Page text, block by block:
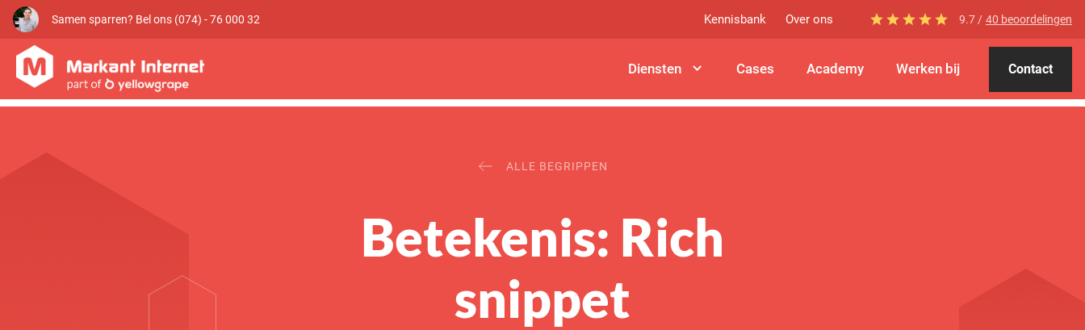
Samen sparren? Bel ons (074) - 76 000 32 Kennisbank Over ons 9.7 / 40 beoordelingen
Diensten Cases Academy Werken bij Contact
ALLE BEGRIPPEN
Betekenis: Rich
snippet